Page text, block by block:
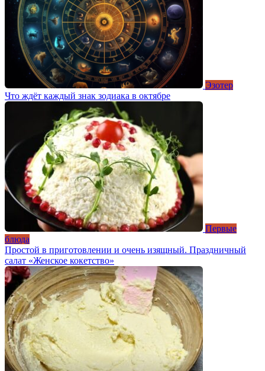
Эзотер
Что ждёт каждый знак зодиака в октябре
Первые
блюда
Простой в приготовлении и очень изящный. Праздничный
салат «Женское кокетство»